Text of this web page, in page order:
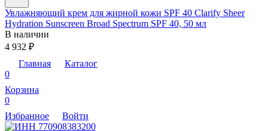
Увлажняющий крем для жирной кожи SPF 40 Clarify Sheer
Hydration Sunscreen Broad Spectrum SPF 40, 50 мл
В наличии
4 932 ₽
Главная
Каталог
0
Корзина
0
Избранное
Войти